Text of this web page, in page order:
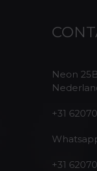
Neon
+31
+31